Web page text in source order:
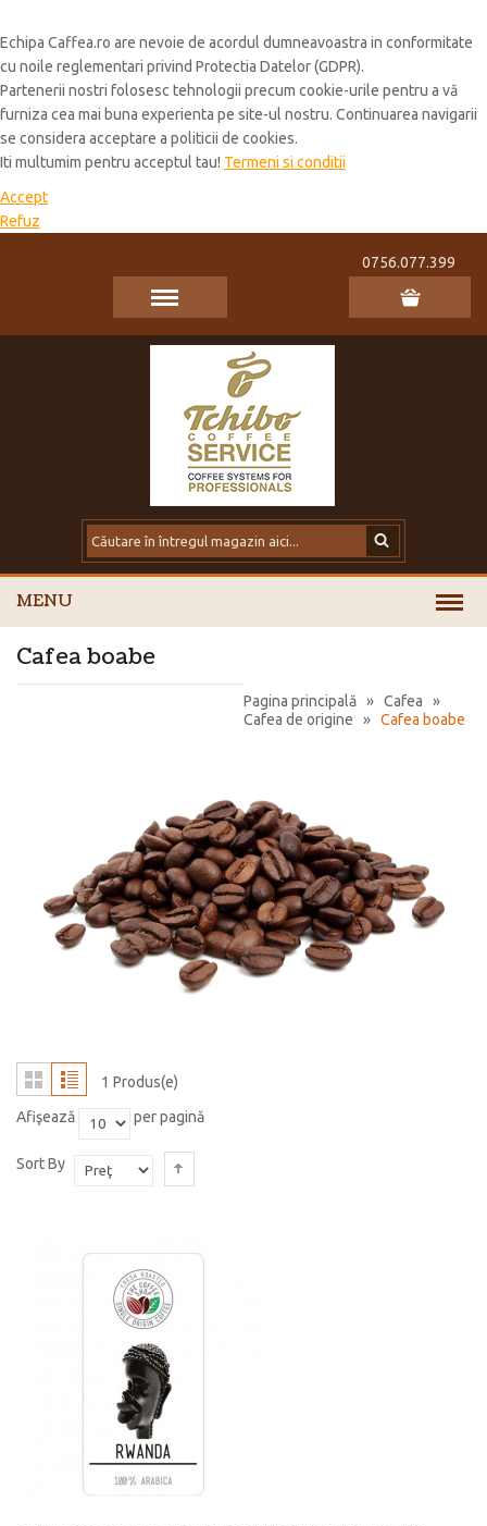
Echipa Caffea.ro are nevoie de acordul dumneavoastra in conformitate
cu noile reglementari privind Protectia Datelor (GDPR).
Partenerii nostri folosesc tehnologii precum cookie-urile pentru a vă
furniza cea mai buna experienta pe site-ul nostru. Continuarea navigarii
se considera acceptare a politicii de cookies.
Iti multumim pentru acceptul tau! Termeni si conditii
Accept
Refuz
0756.077.399
MENU
Pagina principală » Cafea
»
Cafea de origine
» Cafea boabe
Cafea boabe
1 Produs(e)
Afişează
per pagină
Sort By